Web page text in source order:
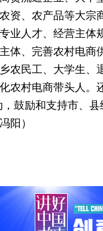
资、农产品等大宗
业人才、经营主体
体、完善农村电商
农民工、大学生、
村电商带头人。
鼓励和支持市、
阳）